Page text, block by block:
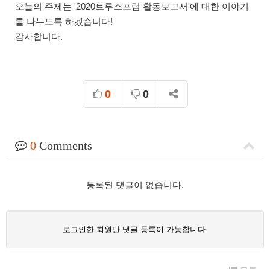
오늘의 주제는 '2020트루스포럼 활동보고서'에 대한 이야기
를 나누도록 하겠습니다!
감사합니다.
0 0
0 Comments
등록된 댓글이 없습니다.
로그인한 회원만 댓글 등록이 가능합니다.